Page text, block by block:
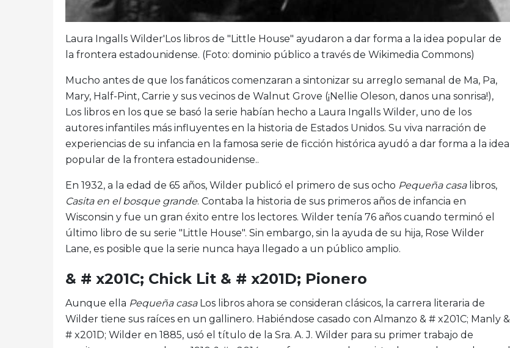
Laura Ingalls Wilder'Los libros de "Little House" ayudaron a dar forma a la idea popular de
la frontera estadounidense. (Foto: dominio público a través de Wikimedia Commons)
Mucho antes de que los fanáticos comenzaran a sintonizar su arreglo semanal de Ma, Pa,
Mary, Half-Pint, Carrie y sus vecinos de Walnut Grove (¡Nellie Oleson, danos una sonrisa!),
Los libros en los que se basó la serie habían hecho a Laura Ingalls Wilder, uno de los
autores infantiles más influyentes en la historia de Estados Unidos. Su viva narración de
experiencias de su infancia en la famosa serie de ficción histórica ayudó a dar forma a la idea
popular de la frontera estadounidense..
En 1932, a la edad de 65 años, Wilder publicó el primero de sus ocho Pequeña casalibros,
Casita en el bosque grande. Contaba la historia de sus primeros años de infancia en
Wisconsin y fue un gran éxito entre los lectores. Wilder tenía 76 años cuando terminó el
último libro de su serie "Little House". Sin embargo, sin la ayuda de su hija, Rose Wilder
Lane, es posible que la serie nunca haya llegado a un público amplio.
& # x201C; Chick Lit & # x201D; Pionero
Aunque ella Pequeña casa Los libros ahora se consideran clásicos, la carrera literaria de
Wilder tiene sus raíces en un gallinero. Habiéndose casado con Almanzo & # x201C; Manly &
# x201D; Wilder en 1885, usó el título de la Sra. A. J. Wilder para su primer trabajo de